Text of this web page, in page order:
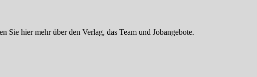
Sie hier mehr über den Verlag, das Team und Jobangebote.